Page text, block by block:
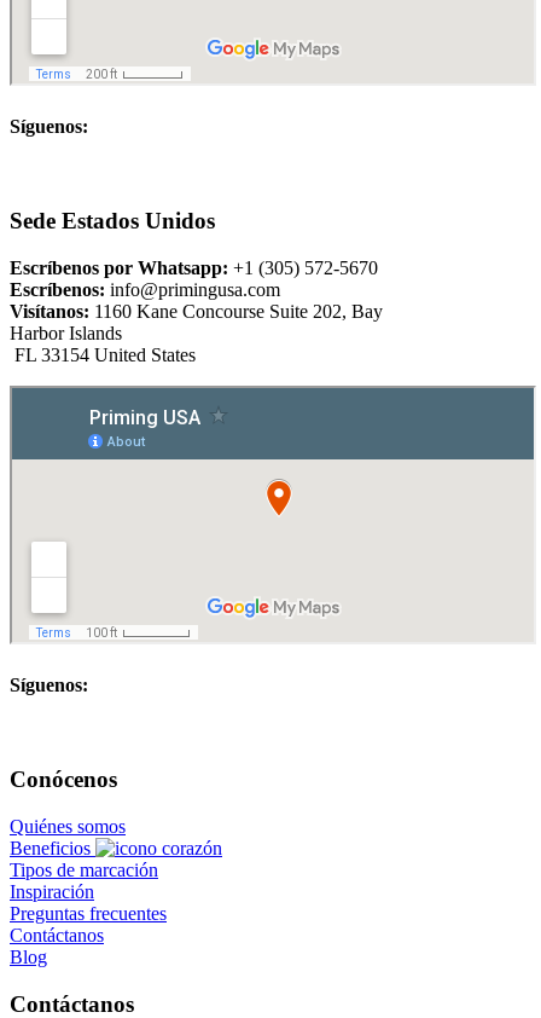
Síguenos:
Sede Estados Unidos
Escríbenos por Whatsapp: +1 (305) 572-5670
Escríbenos: info@primingusa.com
Visítanos: 1160 Kane Concourse Suite 202, Bay
Harbor Islands
FL 33154 United States
Síguenos:
Conócenos
Quiénes somos
Beneficios
Tipos de marcación
Inspiración
Preguntas frecuentes
Contáctanos
Blog
Contáctanos